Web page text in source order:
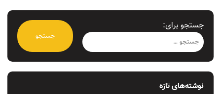
جستجو برای:
نوشته‌های تازه